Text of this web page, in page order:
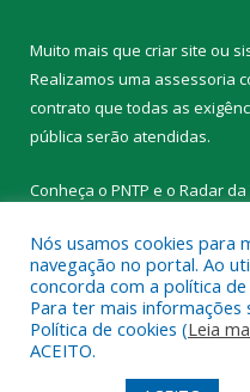
Muito mais que criar site ou
Realizamos uma assessoria
contrato que todas as
pública serão atendidas.
Conheça o PNTP e o Radar
Todos os direitos
Nós usamos cookies para
navegação no portal. Ao
concorda com a política
Para ter mais informações
Política de cookies (Leia
ACEITO.